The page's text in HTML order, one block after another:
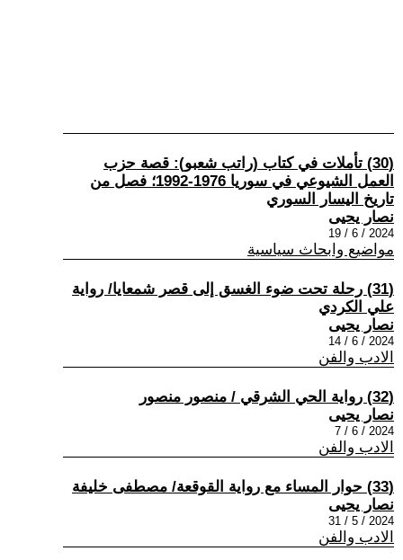
(30) تأملات في كتاب (راتب شعبو): قصة حزب
العمل الشيوعي في سوريا 1976-1992؛ فصل من
تاريخ اليسار السوري
نصار يحيى
2024 / 6 / 19
مواضيع وابحاث سياسية
(31) رحلة تحت ضوء الغسق إلى قصر شمعايا/ رواية
علي الكردي
نصار يحيى
2024 / 6 / 14
الادب والفن
(32) رواية الحي الشرقي / منصور منصور
نصار يحيى
2024 / 6 / 7
الادب والفن
(33) حوار المساء مع رواية القوقعة/ مصطفى خليفة
نصار يحيى
2024 / 5 / 31
الادب والفن